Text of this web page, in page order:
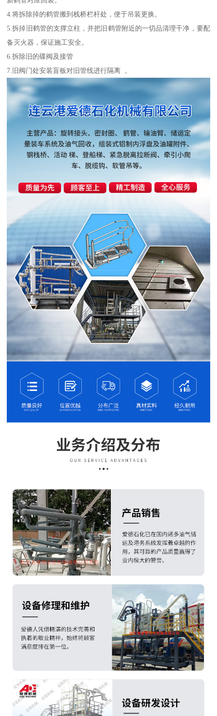
4.将拆除掉的鹤管搬到栈桥栏杆处，便于吊装更换。
5.拆掉旧鹤管的支撑立柱，并把旧鹤管附近的一切品清理干净，要配
备灭火器，保证施工安全。
6.拆除旧的碟阀及接管
7.旧阀门处安装盲板对旧管线进行隔离 。